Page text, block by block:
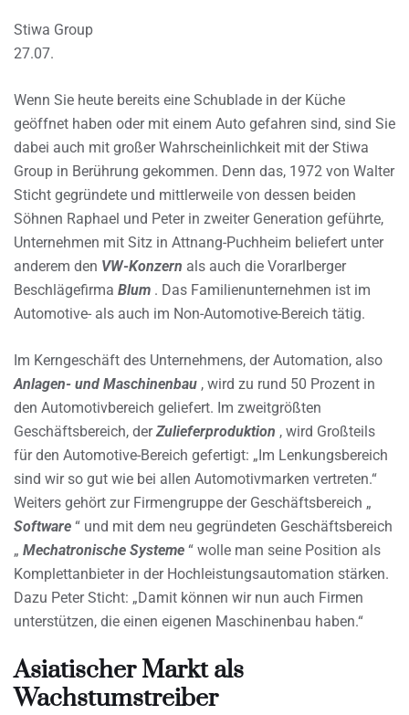
Stiwa Group
27.07.
Wenn Sie heute bereits eine Schublade in der Küche
geöffnet haben oder mit einem Auto gefahren sind, sind Sie
dabei auch mit großer Wahrscheinlichkeit mit der Stiwa
Group in Berührung gekommen. Denn das, 1972 von Walter
Sticht gegründete und mittlerweile von dessen beiden
Söhnen Raphael und Peter in zweiter Generation geführte,
Unternehmen mit Sitz in Attnang-Puchheim beliefert unter
anderem den VW-Konzern als auch die Vorarlberger
Beschlägefirma Blum . Das Familienunternehmen ist im
Automotive- als auch im Non-Automotive-Bereich tätig.
Im Kerngeschäft des Unternehmens, der Automation, also
Anlagen- und Maschinenbau , wird zu rund 50 Prozent in
den Automotivbereich geliefert. Im zweitgrößten
Geschäftsbereich, derZulieferproduktion , wird Großteils
für den Automotive-Bereich gefertigt: „Im Lenkungsbereich
sind wir so gut wie bei allen Automotivmarken vertreten.“
Weiters gehört zur Firmengruppe der Geschäftsbereich „
Software “ und mit dem neu gegründeten Geschäftsbereich
„ Mechatronische Systeme “ wolle man seine Position als
Komplettanbieter in der Hochleistungsautomation stärken.
Dazu Peter Sticht: „Damit können wir nun auch Firmen
unterstützen, die einen eigenen Maschinenbau haben.“
Asiatischer Markt als
Wachstumstreiber